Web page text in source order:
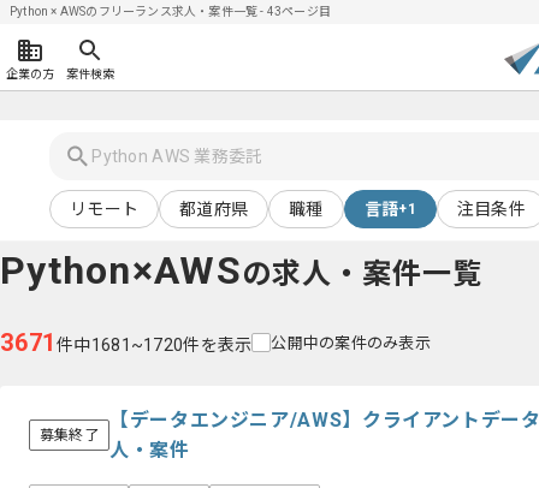
Python × AWSのフリーランス求人・案件一覧 - 43ページ目
企業の方 案件検索
リモート 都道府県 職種 言語+1 注目条件
Python×AWSの求人・案件一覧
3671件中1681~1720件を表示 公開中の案件のみ表示
募集終了
【データエンジニア/AWS】クライアントデー
人・案件